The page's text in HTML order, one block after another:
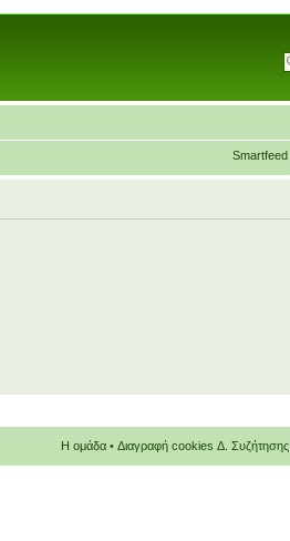
Smartfeed
Η ομάδα • Διαγραφή cookies Δ. Συζήτησης